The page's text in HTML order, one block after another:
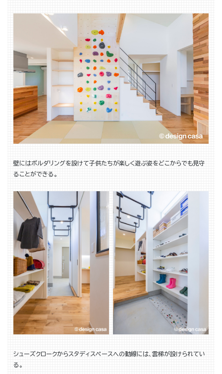
壁にはボルダリングを設けて子供たちが楽しく遊ぶ姿をどこからでも見守
ることができる。
シューズクロークからスタディスペースへの動線には、雲梯が設けられてい
る。